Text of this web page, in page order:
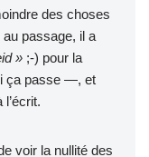
des choses
passage, il a
» ;-) pour la
ça passe —, et
voir la nullité des